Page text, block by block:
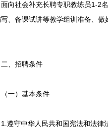
社会补充长聘专职教练员1-2名
、备课试讲等教学组训准备、
招聘条件
）基本条件
守中华人民共和国宪法和法律法